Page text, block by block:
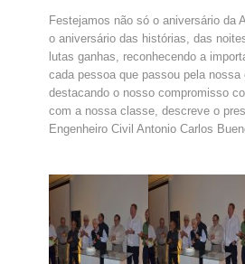
Festejamos não só o aniversário da
o aniversário das histórias, das
lutas ganhas, reconhecendo a
cada pessoa que passou pela nossa
destacando o nosso compromisso
com a nossa classe, descreve o
Engenheiro Civil Antonio Carlos